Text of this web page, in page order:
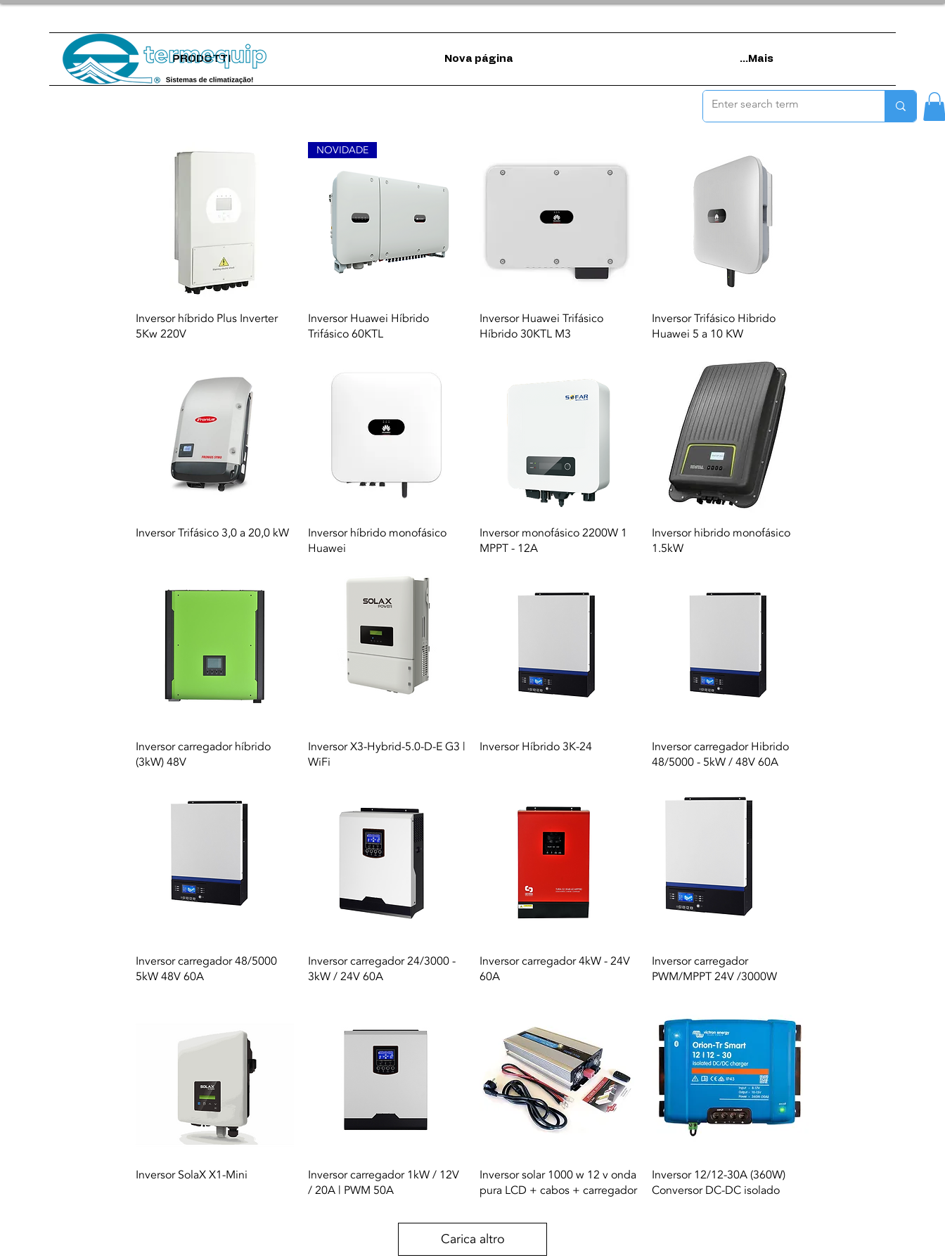
PRODOTTI Nova página Mais...
Vista rapida
Inversor híbrido Plus Inverter
5Kw 220V
Vista rapida
NOVIDADE
Inversor Huawei Híbrido
Trifásico 60KTL
Vista rapida
Inversor Huawei Trifásico
Híbrido 30KTL M3
Vista rapida
Inversor Trifásico Hibrido
Huawei 5 a 10 KW
Vista rapida
Inversor Trifásico 3,0 a 20,0 kW Vista rapida
Inversor híbrido monofásico
Huawei
Vista rapida
Inversor monofásico 2200W 1
MPPT - 12A
Vista rapida
Inversor hibrido monofásico
1.5kW
Vista rapida
Inversor carregador híbrido
(3kW) 48V
Vista rapida
Inversor X3-Hybrid-5.0-D-E G3 |
WiFi
Vista rapida
Inversor Híbrido 3K-24 Vista rapida
Inversor carregador Hibrido
48/5000 - 5kW / 48V 60A
Vista rapida
Inversor carregador 48/5000
5kW 48V 60A
Vista rapida
Inversor carregador 24/3000 -
3kW / 24V 60A
Vista rapida
Inversor carregador 4kW - 24V
60A
Vista rapida
Inversor carregador
PWM/MPPT 24V /3000W
Vista rapida
Inversor SolaX X1-Mini Vista rapida
Inversor carregador 1kW / 12V
/ 20A | PWM 50A
Vista rapida
Inversor solar 1000 w 12 v onda
pura LCD + cabos + carregador
Vista rapida
Inversor 12/12-30A (360W)
Conversor DC-DC isolado
Carica altro